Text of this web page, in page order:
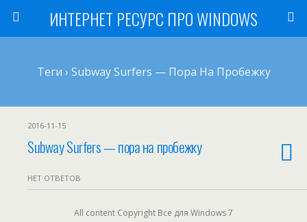
ИНТЕРНЕТ РЕСУРС ПРО WINDOWS
Теги › Subway Surfers — Пора На Пробежку
2016-11-15
Subway Surfers — пора на пробежку
НЕТ ОТВЕТОВ
All content Copyright Все для Windows 7